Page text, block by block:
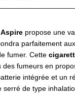
propose une
parfaitement
fumer. Cette
des fumeurs en
intégrée et un
serré de type